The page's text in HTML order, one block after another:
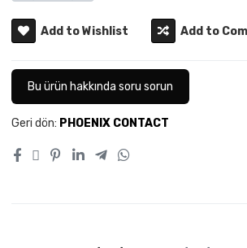
Add to Wishlist Add to
Bu ürün hakkında soru sorun
Geri dön: PHOENIX CONTACT